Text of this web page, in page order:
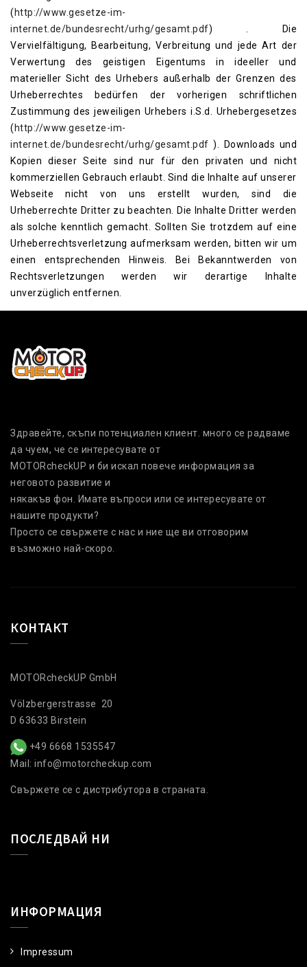
( http://www.gesetze-im-
internet.de/bundesrecht/urhg/gesamt.pdf) . Die
Vervielfältigung, Bearbeitung, Verbreitung und jede Art der
Verwertung des geistigen Eigentums in ideeller und
materieller Sicht des Urhebers außerhalb der Grenzen des
Urheberrechtes bedürfen der vorherigen schriftlichen
Zustimmung des jeweiligen Urhebers i.S.d. Urhebergesetzes
( http://www.gesetze-im-
internet.de/bundesrecht/urhg/gesamt.pdf ). Downloads und
Kopien dieser Seite sind nur für den privaten und nicht
kommerziellen Gebrauch erlaubt. Sind die Inhalte auf unserer
Webseite nicht von uns erstellt wurden, sind die
Urheberrechte Dritter zu beachten. Die Inhalte Dritter werden
als solche kenntlich gemacht. Sollten Sie trotzdem auf eine
Urheberrechtsverletzung aufmerksam werden, bitten wir um
einen entsprechenden Hinweis. Bei Bekanntwerden von
Rechtsverletzungen werden wir derartige Inhalte
unverzüglich entfernen.
Здравейте, скъпи потенциален клиент. много се радваме
да чуем, че се интересувате от
MOTORcheckUP и би искал повече информация за
неговото развитие и
някакъв фон. Имате въпроси или се интересувате от
нашите продукти?
Просто се свържете с нас и ние ще ви отговорим
възможно най-скоро.
КОНТАКТ
MOTORcheckUP GmbH
Völzbergerstrasse 20
D 63633 Birstein
+49 6668 1535547
Mail: info@motorcheckup.com
Свържете се с дистрибутора в страната.
ПОСЛЕДВАЙ НИ
ИНФОРМАЦИЯ
Impressum